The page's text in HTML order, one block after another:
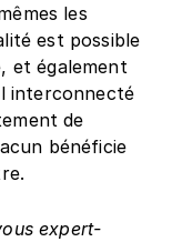
les
est possible
et également
interconnecté
de
bénéficie
expert-